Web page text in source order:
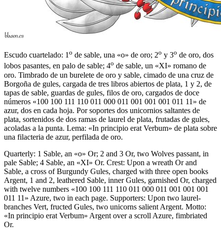
Escudo cuartelado: 1 o de sable, una «o» de oro; 2o y 3o de oro, dos
lobos pasantes, en palo de sable; 4o de sable, un «XI» romano de
oro. Timbrado de un burelete de oro y sable, cimado de una cruz de
Borgoña de gules, cargada de tres libros abiertos de plata, 1 y 2, de
tapas de sable, guardas de gules, filos de oro, cargados de doce
números «100 100 111 110 011 000 011 001 001 001 011 11» de
azur, dos en cada hoja. Por soportes dos unicornios saltantes de
plata, sortenidos de dos ramas de laurel de plata, frutadas de gules,
acoladas a la punta. Lema: «In principio erat Verbum» de plata sobre
una filacteria de azur, perfilada de oro.
Quarterly: 1 Sable, an «o» Or; 2 and 3 Or, two Wolves passant, in
pale Sable; 4 Sable, an «XI» Or. Crest: Upon a wreath Or and
Sable, a cross of Burgundy Gules, charged with three open books
Argent, 1 and 2, leathered Sable, inner Gules, garnished Or, charged
with twelve numbers «100 100 111 110 011 000 011 001 001 001
011 11» Azure, two in each page. Supporters: Upon two laurel-
branches Vert, fructed Gules, two unicorns salient Argent. Motto:
«In principio erat Verbum» Argent over a scroll Azure, fimbriated
Or.